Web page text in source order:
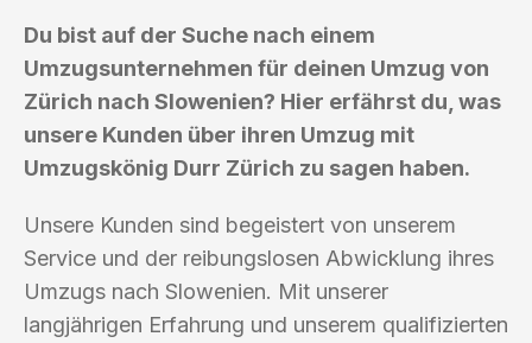
Du bist auf der Suche nach einem
Umzugsunternehmen für deinen Umzug von
Zürich nach Slowenien? Hier erfährst du, was
unsere Kunden über ihren Umzug mit
Umzugskönig Durr Zürich zu sagen haben.
Unsere Kunden sind begeistert von unserem
Service und der reibungslosen Abwicklung ihres
Umzugs nach Slowenien. Mit unserer
langjährigen Erfahrung und unserem qualifizierten